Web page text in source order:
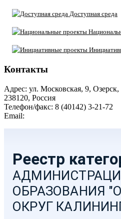
Доступная среда
Контакты
Адрес: ул. Московская, 9,
238120, Россия
Телефон/факс: 8 (40142) 3-21-72
Email: